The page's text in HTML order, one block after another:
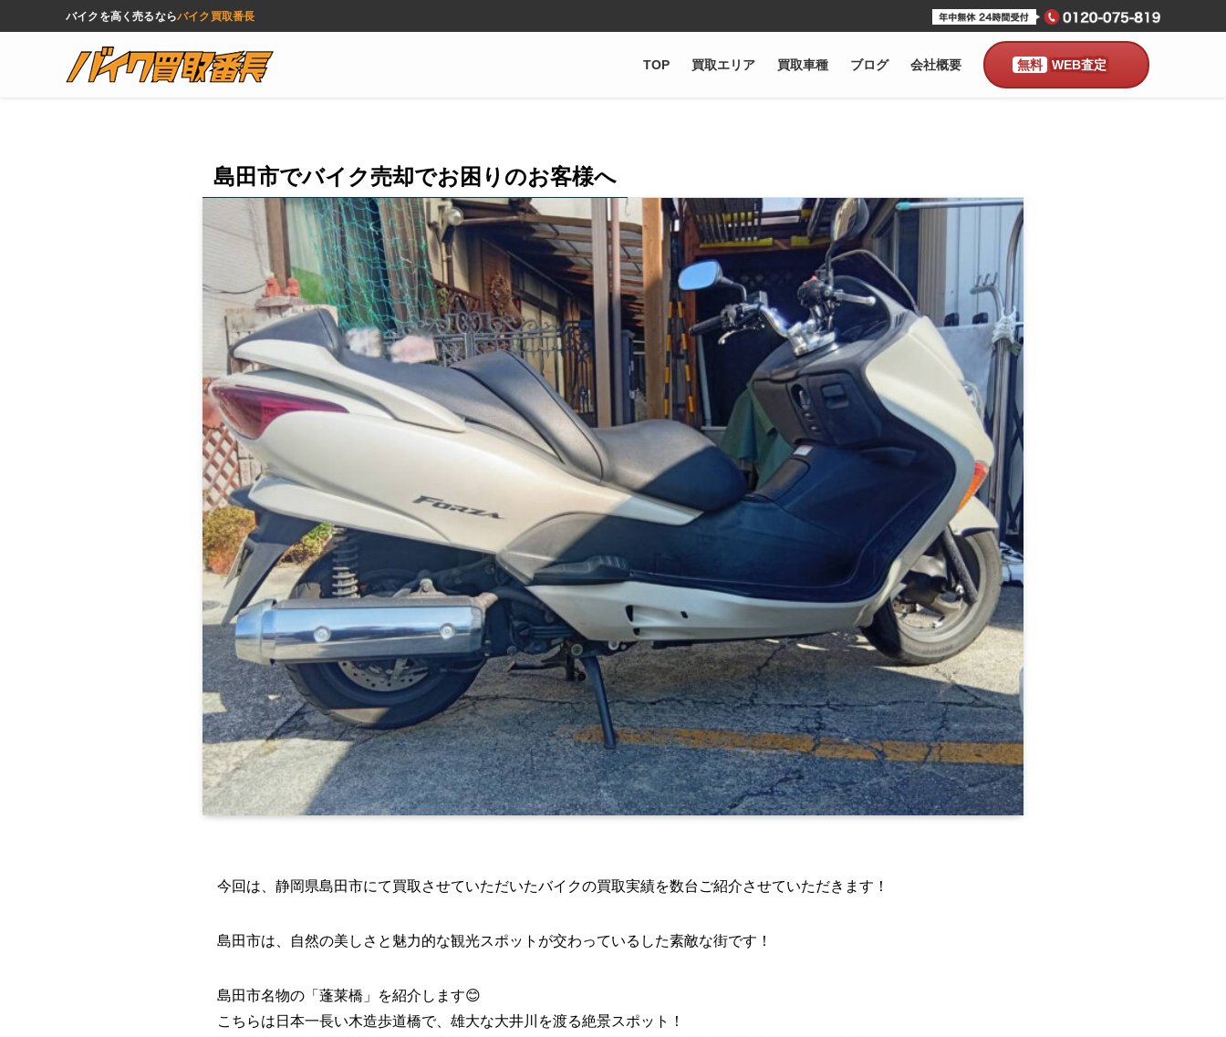
バイクを高く売るならバイク買取番長
TOP 買取エリア 買取車種 ブログ 会社概要 WEB査定
島田市でバイク売却でお困りのお客様へ
今回は、静岡県島田市にて買取させていただいたバイクの買取実績を数台ご紹介させていただきます！
島田市は、自然の美しさと魅力的な観光スポットが交わっているした素敵な街です！
島田市名物の「蓬莱橋」を紹介します😊
こちらは日本一長い木造歩道橋で、雄大な大井川を渡る絶景スポット！